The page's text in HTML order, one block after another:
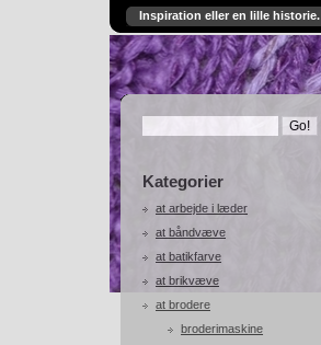
Inspiration eller en lille historie.
Kategorier
at arbejde i læder
at båndvæve
at batikfarve
at brikvæve
at brodere
broderimaskine